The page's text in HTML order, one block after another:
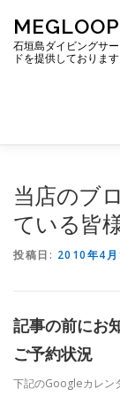
ッ
MEGLOOP
石垣島ダイビングサ
ドを提供しております
当店のブ
ている皆
投稿日: 2010年4月
記事の前にお
ご予約状況
下記のGoogleカレン